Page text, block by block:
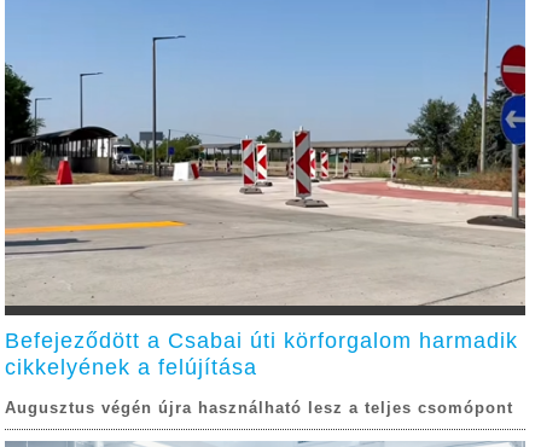
Befejeződött a Csabai úti körforgalom harmadik
cikkelyének a felújítása
Augusztus végén újra használható lesz a teljes csomópont